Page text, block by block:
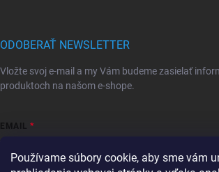
Používame súbory cookie, aby sme vám
ODOBERAŤ NEWSLETTER
Vložte svoj e-mail a my Vám budeme zasielať
produktoch na našom e-shope.
EMAIL